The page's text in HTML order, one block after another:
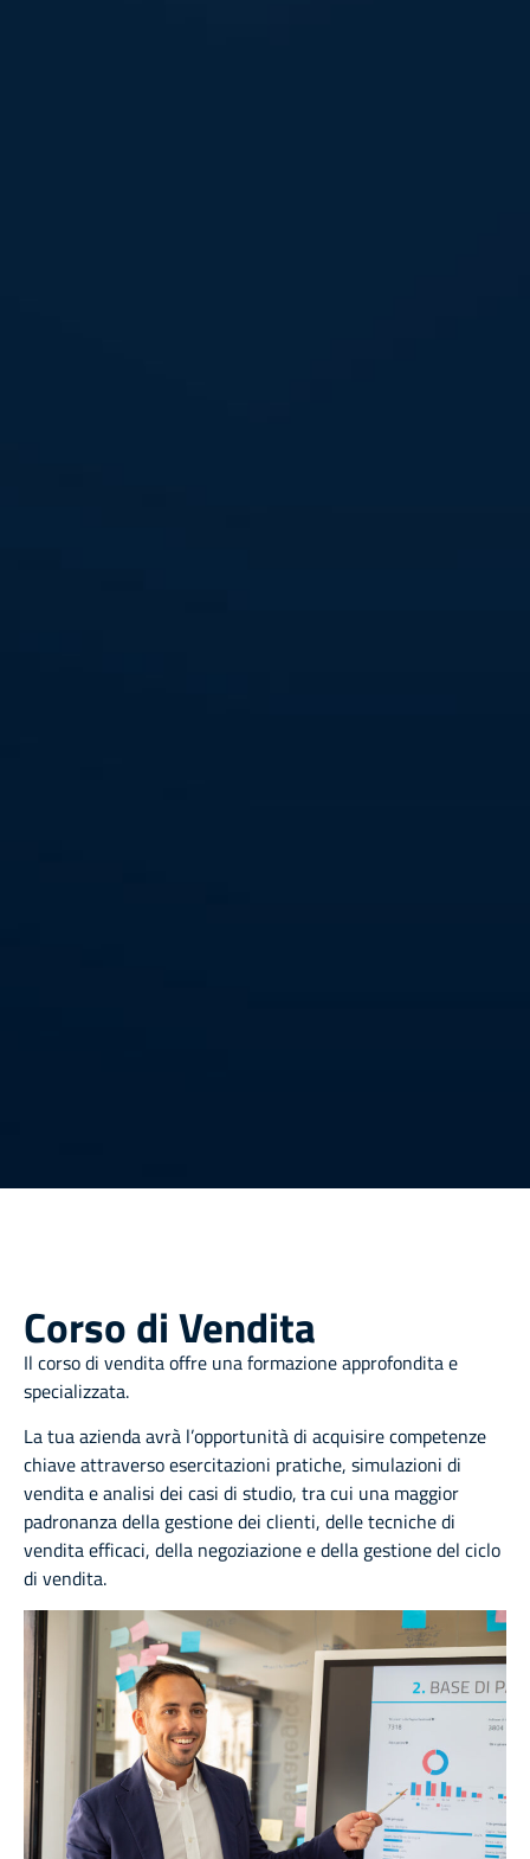
Corso di Vendita
Il corso di vendita offre una formazione approfondita e
specializzata.
La tua azienda avrà l’opportunità di acquisire competenze
chiave attraverso esercitazioni pratiche, simulazioni di
vendita e analisi dei casi di studio, tra cui una maggior
padronanza della gestione dei clienti, delle tecniche di
vendita efficaci, della negoziazione e della gestione del ciclo
di vendita.